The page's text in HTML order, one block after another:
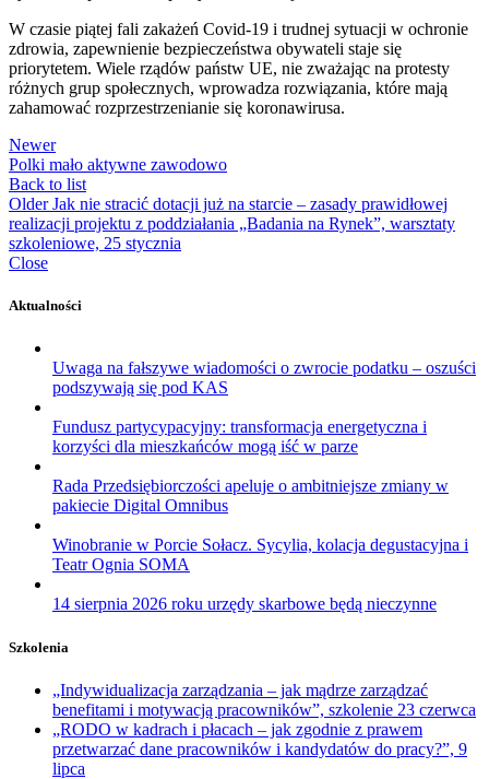
W czasie piątej fali zakażeń Covid-19 i trudnej sytuacji w ochronie
zdrowia, zapewnienie bezpieczeństwa obywateli staje się
priorytetem. Wiele rządów państw UE, nie zważając na protesty
różnych grup społecznych, wprowadza rozwiązania, które mają
zahamować rozprzestrzenianie się koronawirusa.
Newer
Polki mało aktywne zawodowo
Back to list
Older Jak nie stracić dotacji już na starcie – zasady prawidłowej
realizacji projektu z poddziałania „Badania na Rynek”, warsztaty
szkoleniowe, 25 stycznia
Close
Aktualności
Uwaga na fałszywe wiadomości o zwrocie podatku – oszuści
podszywają się pod KAS
Fundusz partycypacyjny: transformacja energetyczna i
korzyści dla mieszkańców mogą iść w parze
Rada Przedsiębiorczości apeluje o ambitniejsze zmiany w
pakiecie Digital Omnibus
Winobranie w Porcie Sołacz. Sycylia, kolacja degustacyjna i
Teatr Ognia SOMA
14 sierpnia 2026 roku urzędy skarbowe będą nieczynne
Szkolenia
„Indywidualizacja zarządzania – jak mądrze zarządzać
benefitami i motywacją pracowników”, szkolenie 23 czerwca
„RODO w kadrach i płacach – jak zgodnie z prawem
przetwarzać dane pracowników i kandydatów do pracy?”, 9
lipca